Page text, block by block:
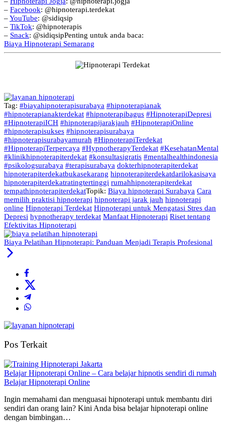
– Facebook: @hipnoterapi.terdekat
–YouTube: @sidiqsip
– TikTok: @hipnoterapis
– Snack: @sidiqsipPenting untuk anda baca:
Biaya Hipnoterapi Semarang
Tag: #biayahipnoterapisurabaya #hipnoterapianak
#hipnoterapianakterdekat #hipnoterapibagus #HipnoterapiDepresi
#HipnoterapiICH #hipnoterapijarakjauh #HipnoterapiOnline
#hipnoterapisukses #hipnoterapisurabaya
#hipnoterapisurabayamurah #HipnoterapiTerdekat
#HipnoterapiTerpercaya #HypnotherapyTerdekat #KesehatanMental
#klinikhipnoterapiterdekat #konsultasigratis #mentalhealthindonesia
#psikologsurabaya #terapisurabaya dokterhipnoterapiterdekat
hipnoterapiterdekatbukasekarang hipnoterapiterdekatdarilokasisaya
hipnoterapiterdekatratingtertinggi rumahhipnoterapiterdekat
tempathipnoterapiterdekatTopik: Biaya hipnoterapi Surabaya Cara
memilih praktisi hipnoterapi hipnoterapi jarak jauh hipnoterapi
online Hipnoterapi Terdekat Hipnoterapi untuk Mengatasi Stres dan
Depresi hypnotherapy terdekat Manfaat Hipnoterapi Riset tentang
Efektivitas Hipnoterapi
Biaya Pelatihan Hipnoterapi: Panduan Menjadi Terapis Profesional
Pos Terkait
Belajar Hipnoterapi Online – Cara belajar hipnotis sendiri di rumah
Belajar Hipnoterapi Online
Ingin memahami dan menguasai hipnoterapi untuk membantu diri
sendiri dan orang lain? Kini Anda bisa belajar hipnoterapi online
dengan bimbingan…